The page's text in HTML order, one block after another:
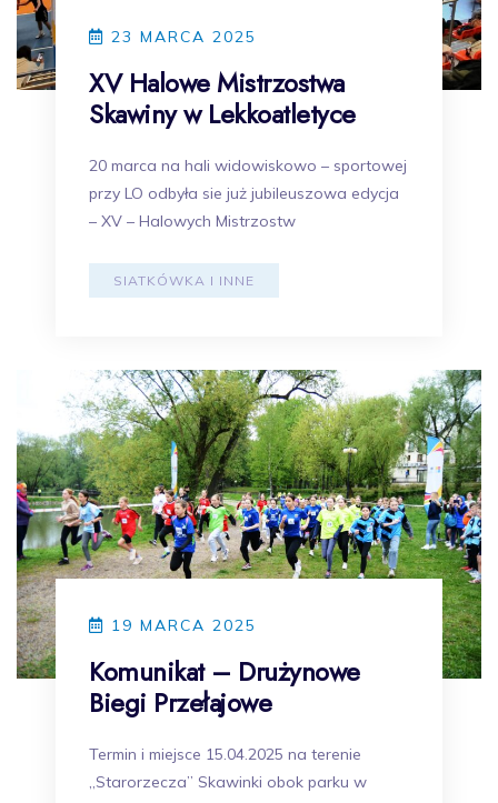
23 MARCA 2025
XV Halowe Mistrzostwa
Skawiny w Lekkoatletyce
20 marca na hali widowiskowo – sportowej
przy LO odbyła sie już jubileuszowa edycja
– XV – Halowych Mistrzostw
SIATKÓWKA I INNE
19 MARCA 2025
Komunikat – Drużynowe
Biegi Przełajowe
Termin i miejsce 15.04.2025 na terenie
„Starorzecza” Skawinki obok parku w